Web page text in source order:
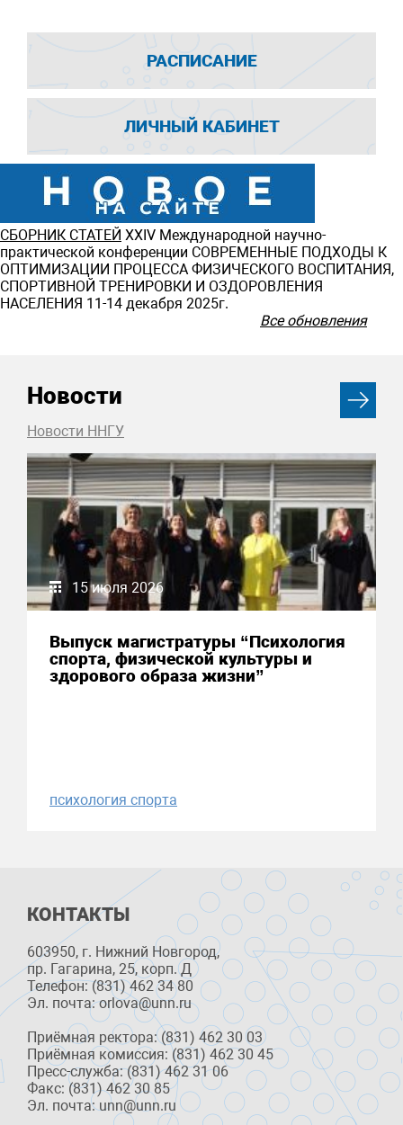
РАСПИСАНИЕ
ЛИЧНЫЙ КАБИНЕТ
СБОРНИК СТАТЕЙ ХXIV Международной научно-
практической конференции СОВРЕМЕННЫЕ ПОДХОДЫ К
ОПТИМИЗАЦИИ ПРОЦЕССА ФИЗИЧЕСКОГО ВОСПИТАНИЯ,
СПОРТИВНОЙ ТРЕНИРОВКИ И ОЗДОРОВЛЕНИЯ
НАСЕЛЕНИЯ 11-14 декабря 2025г.
Все обновления
Новости
Новости ННГУ
15 июля 2026
Выпуск магистратуры “Психология
спорта, физической культуры и
здорового образа жизни”
психология спорта
КОНТАКТЫ
603950, г. Нижний Новгород,
пр. Гагарина, 25, корп. Д
Телефон: (831) 462 34 80
Эл. почта: orlova@unn.ru
Приёмная ректора: (831) 462 30 03
Приёмная комиссия: (831) 462 30 45
Пресс-служба: (831) 462 31 06
Факс: (831) 462 30 85
Эл. почта: unn@unn.ru